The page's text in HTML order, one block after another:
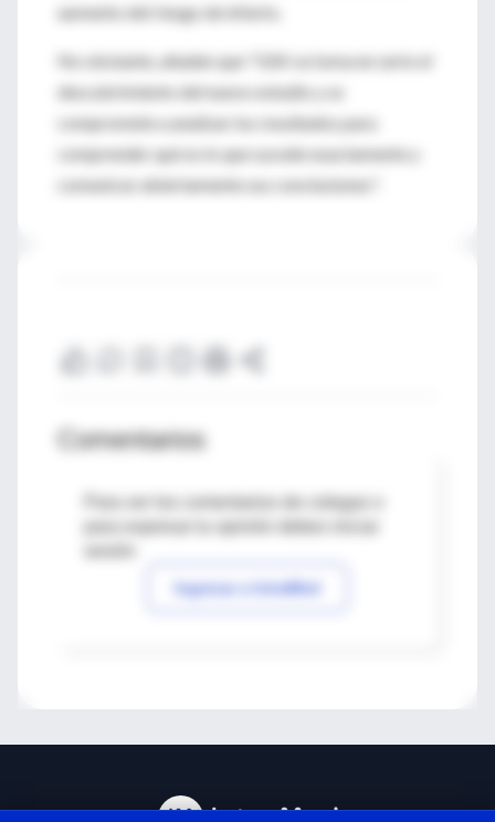
aumento del riesgo de infarto.
No obstante, añaden que "GSK se toma en serio el
descubrimiento del nuevo estudio y se
compromete a analizar los resultados para
comprender qué es lo que sucede exactamente y
comunicar abiertamente sus conclusiones".
Comentarios
Para ver los comentarios de colegas o
Ingresar a IntraMed